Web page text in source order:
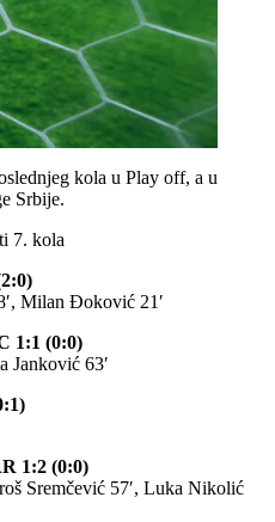
kola u Play off, a u
Srbije.
7. kola
Milan Đoković 21′
1:1 (0:0)
Janković 63′
1:2 (0:0)
Sremčević 57′, Luka Nikolić